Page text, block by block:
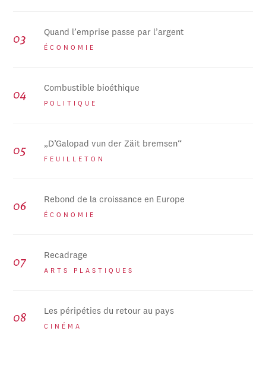
Quand l’emprise passe par l’argent
ÉCONOMIE
Combustible bioéthique
POLITIQUE
„D’Galopad vun der Zäit bremsen“
FEUILLETON
Rebond de la croissance en Europe
ÉCONOMIE
Recadrage
ARTS PLASTIQUES
Les péripéties du retour au pays
CINÉMA